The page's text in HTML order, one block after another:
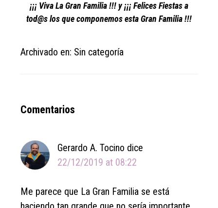
¡¡¡ Viva La Gran Familia !!! y ¡¡¡ Felices Fiestas a
tod@s los que componemos esta Gran Familia !!!
Archivado en: Sin categoría
Reader
Comentarios
Gerardo A. Tocino dice
22/12/2019 at 08:22
Me parece que La Gran Familia se está